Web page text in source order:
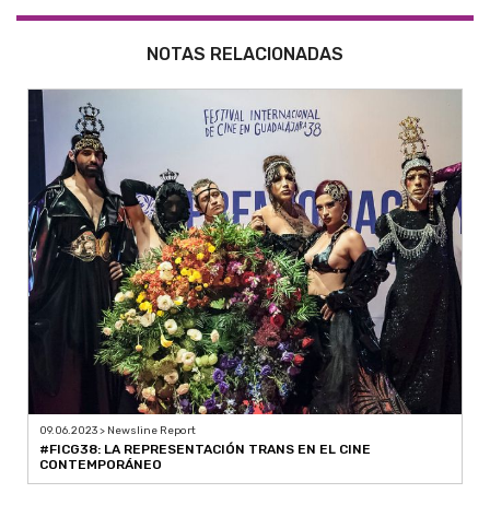
NOTAS RELACIONADAS
09.06.2023 > Newsline Report
#FICG38: LA REPRESENTACIÓN TRANS EN EL CINE
CONTEMPORÁNEO